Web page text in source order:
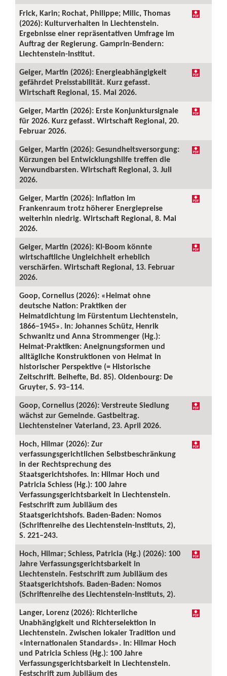
Frick, Karin; Rochat, Philippe; Milic, Thomas
(2026): Kulturverhalten in Liechtenstein.
Ergebnisse einer repräsentativen Umfrage im
Auftrag der Regierung. Gamprin-Bendern:
Liechtenstein-Institut.
Geiger, Martin (2026): Energieabhängigkeit
gefährdet Preisstabilität. Kurz gefasst.
Wirtschaft Regional, 15. Mai 2026.
Geiger, Martin (2026): Erste Konjunktursignale
für 2026. Kurz gefasst. Wirtschaft Regional, 20.
Februar 2026.
Geiger, Martin (2026): Gesundheitsversorgung:
Kürzungen bei Entwicklungshilfe treffen die
Verwundbarsten. Wirtschaft Regional, 3. Juli
2026.
Geiger, Martin (2026): Inflation im
Frankenraum trotz höherer Energiepreise
weiterhin niedrig. Wirtschaft Regional, 8. Mai
2026.
Geiger, Martin (2026): KI-Boom könnte
wirtschaftliche Ungleichheit erheblich
verschärfen. Wirtschaft Regional, 13. Februar
2026.
Goop, Cornelius (2026): «Heimat ohne
deutsche Nation: Praktiken der
Heimatdichtung im Fürstentum Liechtenstein,
1866–1945». In: Johannes Schütz, Henrik
Schwanitz und Anna Strommenger (Hg.):
Heimat-Praktiken: Aneignungsformen und
alltägliche Konstruktionen von Heimat in
historischer Perspektive (= Historische
Zeitschrift. Beihefte, Bd. 85). Oldenbourg: De
Gruyter, S. 93–114.
Goop, Cornelius (2026): Verstreute Siedlung
wächst zur Gemeinde. Gastbeitrag.
Liechtensteiner Vaterland, 23. April 2026.
Hoch, Hilmar (2026): Zur
verfassungsgerichtlichen Selbstbeschränkung
in der Rechtsprechung des
Staatsgerichtshofes. In: Hilmar Hoch und
Patricia Schiess (Hg.): 100 Jahre
Verfassungsgerichtsbarkeit in Liechtenstein.
Festschrift zum Jubiläum des
Staatsgerichtshofs. Baden-Baden: Nomos
(Schriftenreihe des Liechtenstein-Instituts, 2),
S. 221–243.
Hoch, Hilmar; Schiess, Patricia (Hg.) (2026): 100
Jahre Verfassungsgerichtsbarkeit in
Liechtenstein. Festschrift zum Jubiläum des
Staatsgerichtshofs. Baden-Baden: Nomos
(Schriftenreihe des Liechtenstein-Instituts, 2).
Langer, Lorenz (2026): Richterliche
Unabhängigkeit und Richterselektion in
Liechtenstein. Zwischen lokaler Tradition und
«internationalen Standards». In: Hilmar Hoch
und Patricia Schiess (Hg.): 100 Jahre
Verfassungsgerichtsbarkeit in Liechtenstein.
Festschrift zum Jubiläum des